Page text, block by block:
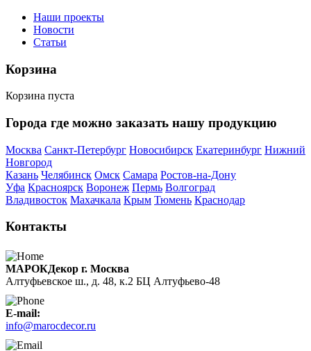
Наши проекты
Новости
Статьи
Корзина
Корзина пуста
Города где можно заказать нашу продукцию
Москва Санкт-Петербург Новосибирск Екатеринбург Нижний
Новгород
Казань Челябинск Омск Самара Ростов-на-Дону
Уфа Красноярск Воронеж Пермь Волгоград
Владивосток Махачкала Крым Тюмень Краснодар
Контакты
МАРОКДекор г. Москва
Алтуфьевское ш., д. 48, к.2 БЦ Алтуфьево-48
E-mail:
info@marocdecor.ru